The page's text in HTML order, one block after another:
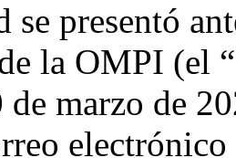
se presentó
la OMPI (el
marzo de